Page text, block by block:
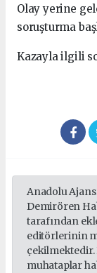
Olay yerine
soruşturma
Kazayla ilgili
Anadolu
Demirören
tarafından
editörlerinin
çekilmektedir.
muhataplar